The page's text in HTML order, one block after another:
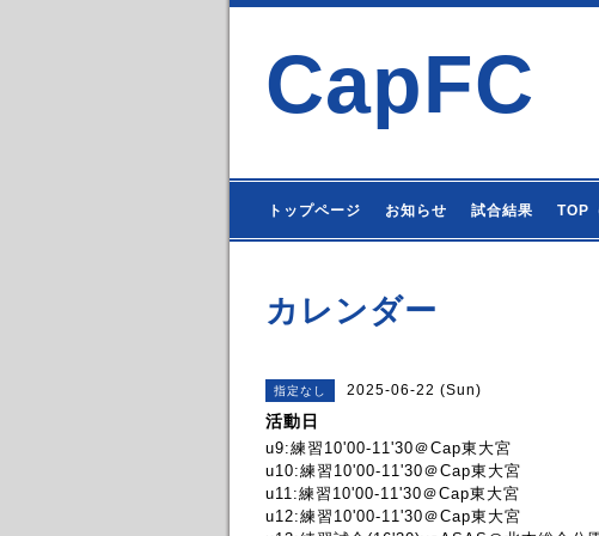
CapFC
トップページ お知らせ 試合結果 TOP
カレンダー
指定なし 2025-06-22 (Sun)
活動日
u9:練習10'00-11'30＠Cap東大宮
u10:練習10'00-11'30＠Cap東大宮
u11:練習10'00-11'30＠Cap東大宮
u12:練習10'00-11'30＠Cap東大宮